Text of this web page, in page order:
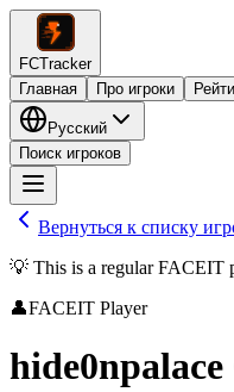
FCTracker
Главная
Про игроки
Русский
Поиск игроков
Вернуться к списку
💡 This is a regular FACEIT
👤FACEIT Player
hide0npalace